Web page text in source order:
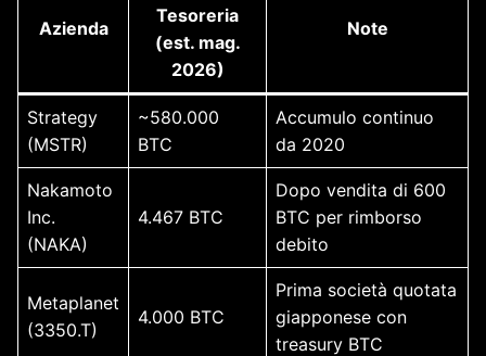
Azienda
Tesoreria
(est. mag.
2026)
Note
Strategy
(MSTR)
~580.000
BTC
Accumulo continuo
da 2020
Nakamoto
Inc.
(NAKA)
4.467 BTC
Dopo vendita di 600
BTC per rimborso
debito
Metaplanet
(3350.T)
4.000 BTC
Prima società quotata
giapponese con
treasury BTC